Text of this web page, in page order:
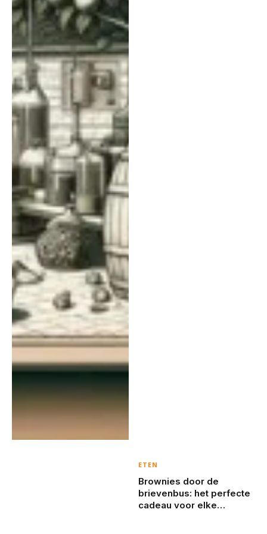
ETEN
Brownies door de
brievenbus: het perfecte
cadeau voor elke